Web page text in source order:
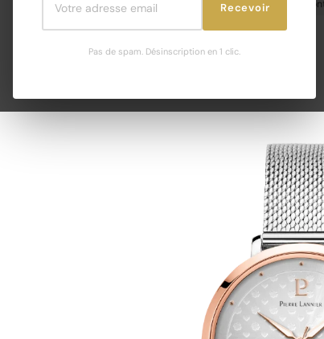
Recevoir
Pas de spam. Désinscription en 1 clic.
Accueil Montres Montres Femme